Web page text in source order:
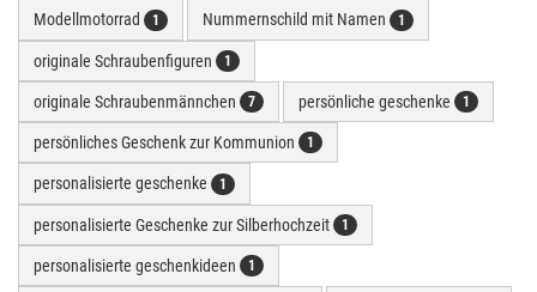
Modellmotorrad 1 Nummernschild mit Namen 1
originale Schraubenfiguren 1
originale Schraubenmännchen 7 persönliche geschenke 1
persönliches Geschenk zur Kommunion 1
personalisierte geschenke 1
personalisierte Geschenke zur Silberhochzeit 1
personalisierte geschenkideen 1